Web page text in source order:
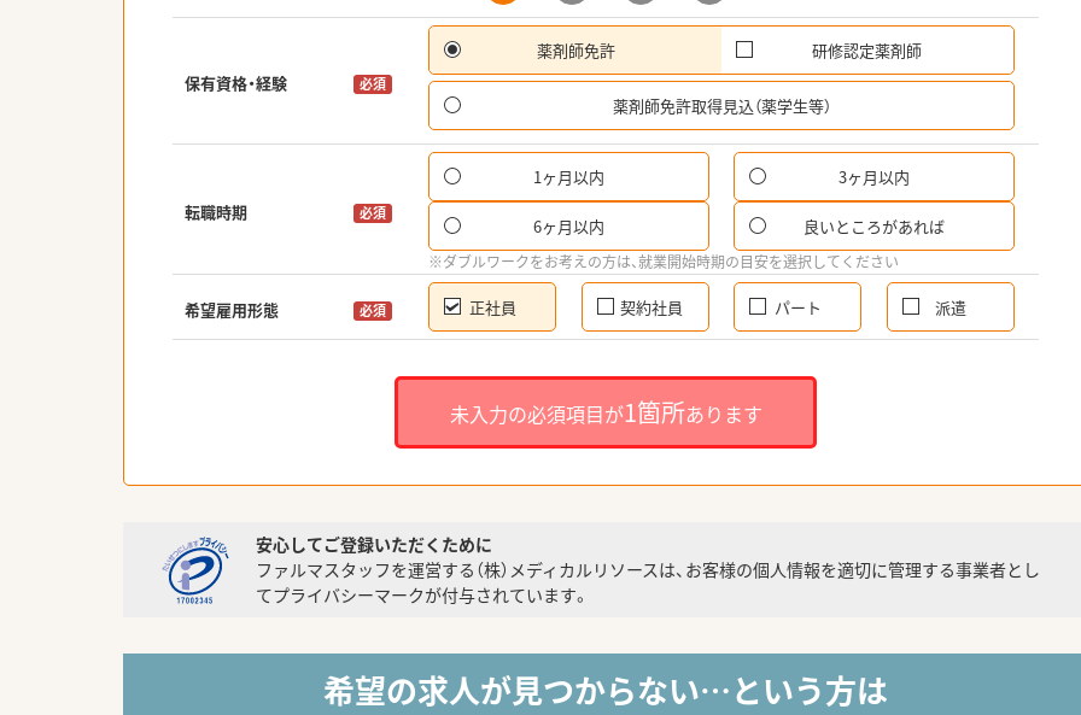
保有資格・経験 必須
薬剤師免許 研修認定薬剤師
薬剤師免許取得見込（薬学生等）
転職時期 必須
1ヶ月以内 3ヶ月以内
6ヶ月以内 良いところがあれば
※ダブルワークをお考えの方は、就業開始時期の目安を選択してください
希望雇用形態 必須 正社員 契約社員 パート 派遣
未入力の必須項目が1箇所あります
安心してご登録いただくために
ファルマスタッフを運営する（株）メディカルリソースは、お客様の個人情報を適切に管理する事業者とし
てプライバシーマークが付与されています。
希望の求人が見つからない…という方は